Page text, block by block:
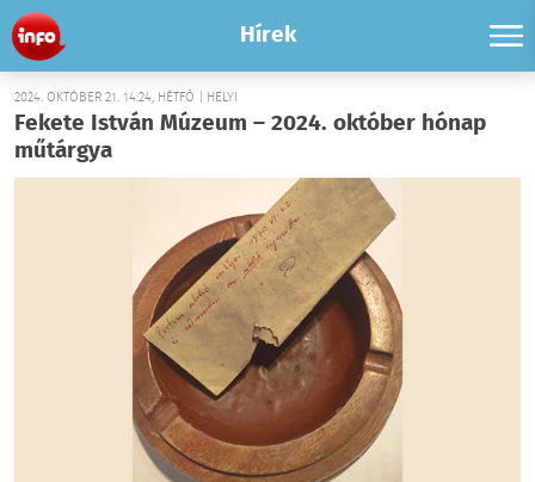
Hírek
2024. OKTÓBER 21. 14:24, HÉTFŐ | HELYI
Fekete István Múzeum – 2024. október hónap
műtárgya